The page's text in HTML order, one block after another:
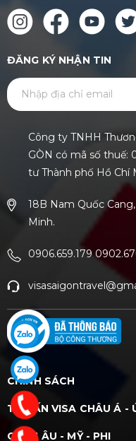
ĐĂNG KÝ NHẬN TIN
Công ty TNHH
GÒN có mã số thuế:
tư Thành phố Hồ Chí
18B Nam Quốc
Minh.
0906.659.179
CHÍNH SÁCH
TƯ VẤN VISA CHÂU Á -
CHÂU ÂU - MỸ - PHI